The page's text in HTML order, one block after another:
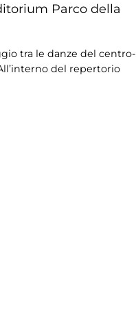
Parco della
tra le danze del centro-
del repertorio